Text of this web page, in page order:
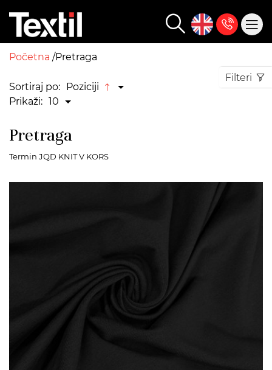
Početna Pretraga
Sortiraj po: Poziciji
Prikaži: 10
Filteri
Pretraga
Termin JQD KNIT V KORS